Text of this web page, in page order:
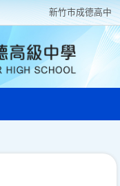
新竹巿成德高中